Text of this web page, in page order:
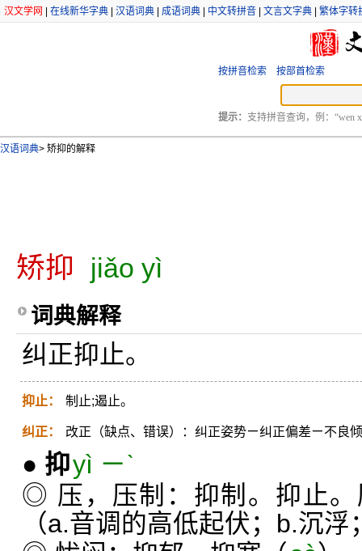
汉文学网 在线新华字典 汉语词典 成语词典 中文转拼音 文言文字典 繁体字转
按拼音检索 按部首检索
提示： 支持拼音查询，例：“wen
汉语词典> 矫抑的解释
矫抑 jiǎo yì
词典解释
纠正抑止。
抑止： 制止;遏止。
纠正： 改正（缺点、错误）：纠正姿势ㄧ纠正偏差ㄧ不良
● 抑yì ㄧˋ
◎ 压，压制：抑制。抑止
（a.音调的高低起伏；b.沉